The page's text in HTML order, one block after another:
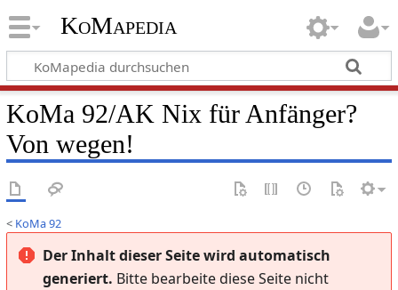
KoMapedia
KoMa 92/AK Nix für Anfänger?
Von wegen!
< KoMa 92
Der Inhalt dieser Seite wird automatisch
generiert. Bitte bearbeite diese Seite nicht